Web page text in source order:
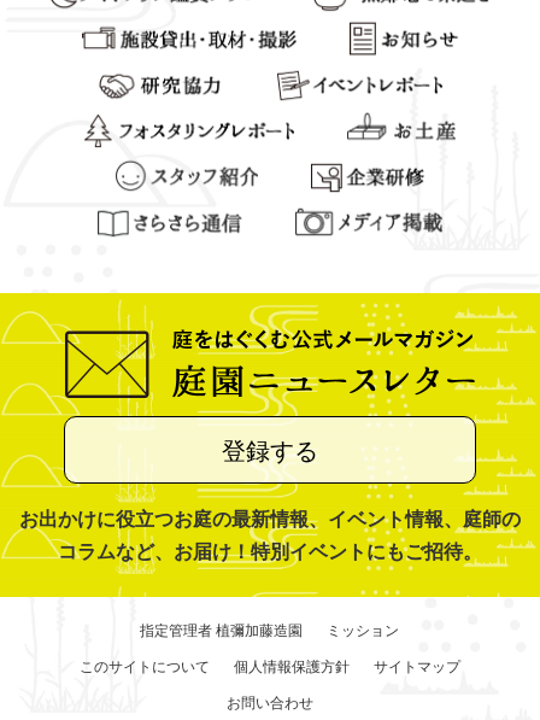
登録する
お出かけに役立つお庭の最新情報、イベント情報、庭師の
コラムなど、お届け！特別イベントにもご招待。
指定管理者 植彌加藤造園
ミッション
このサイトについて
個人情報保護方針
サイトマップ
お問い合わせ